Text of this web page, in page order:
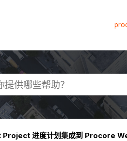
进度计划集成到 Procore